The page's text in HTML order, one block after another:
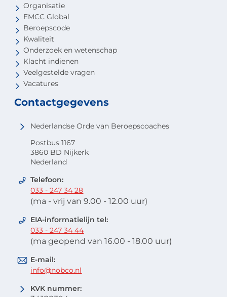
Organisatie
EMCC Global
Beroepscode
Kwaliteit
Onderzoek en wetenschap
Klacht indienen
Veelgestelde vragen
Vacatures
Contactgegevens
Nederlandse Orde van Beroepscoaches
Postbus 1167
3860 BD Nijkerk
Nederland
Telefoon:
033 - 247 34 28
(ma - vrij van 9.00 - 12.00 uur)
EIA-informatielijn tel:
033 - 247 34 44
(ma geopend van 16.00 - 18.00 uur)
E-mail:
info@nobco.nl
KVK nummer: